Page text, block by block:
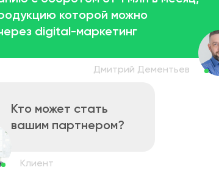
которой можно
digital-маркетинг
Кто может стать
вашим партнером?